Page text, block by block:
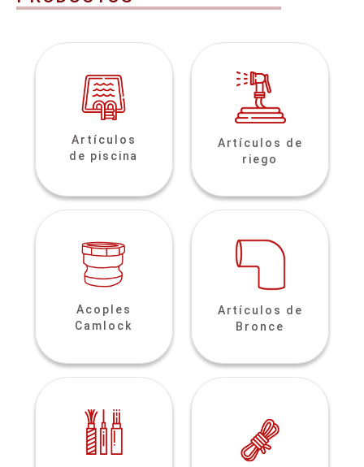
Artículos
de piscina
Artículos de
riego
Acoples
Camlock
Artículos de
Bronce